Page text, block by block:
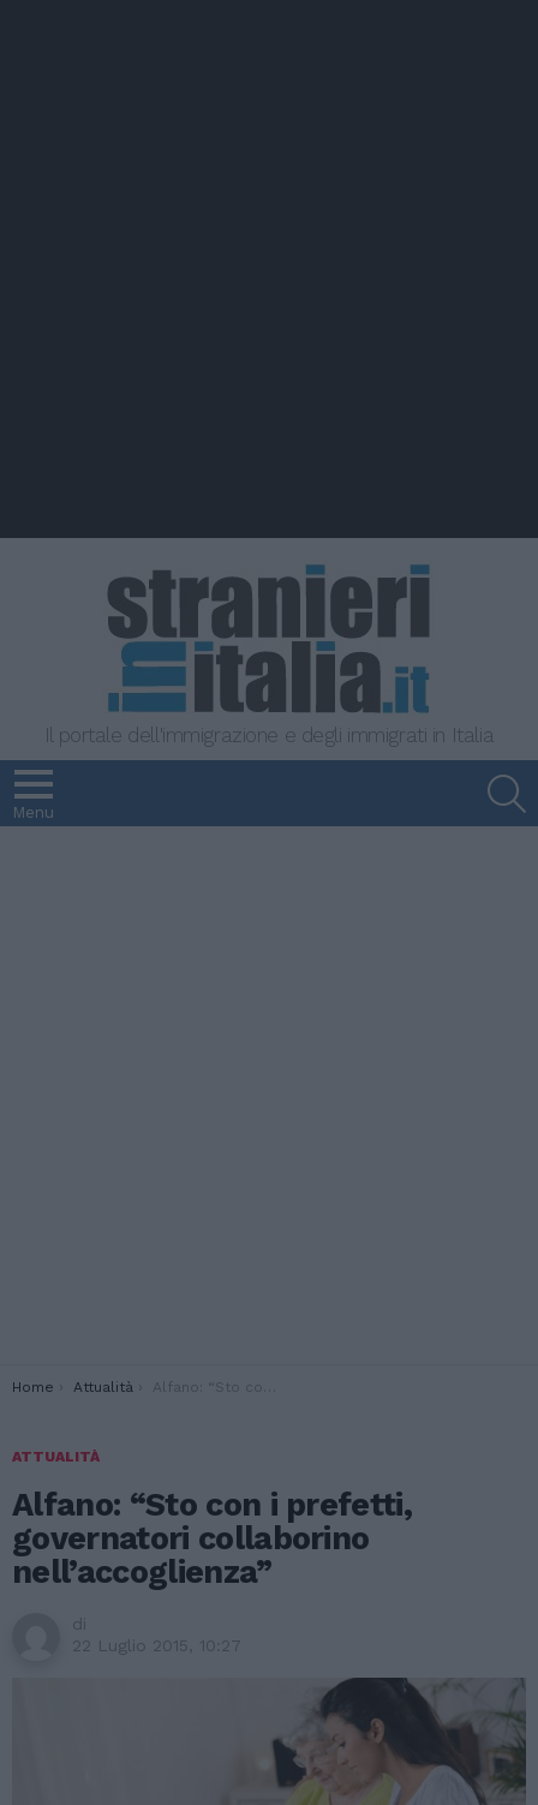
Il portale dell'immigrazione e degli immigrati in Italia
Menu
You are here:
Home Attualità Alfano: “Sto con i prefetti, governatori collaborino nell’accoglienza”
ATTUALITÀ
Alfano: “Sto con i prefetti,
governatori collaborino
nell’accoglienza”
di
22 Luglio 2015, 10:27